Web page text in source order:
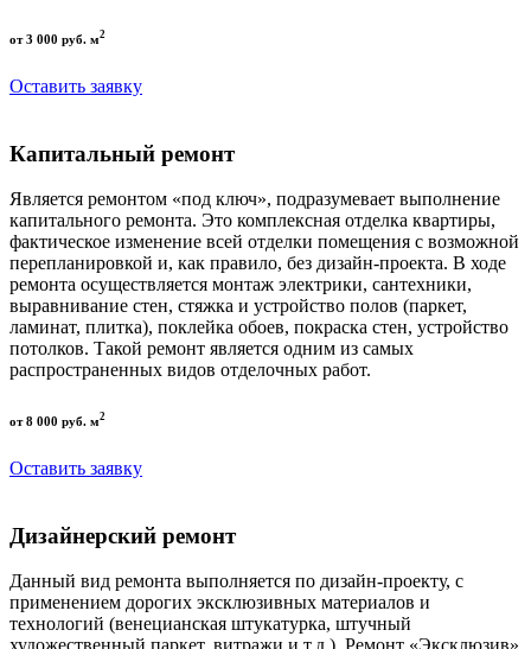
от 3 000 руб. м2
Оставить заявку
Капитальный ремонт
Является ремонтом «под ключ», подразумевает выполнение
капитального ремонта. Это комплексная отделка квартиры,
фактическое изменение всей отделки помещения с возможной
перепланировкой и, как правило, без дизайн-проекта. В ходе
ремонта осуществляется монтаж электрики, сантехники,
выравнивание стен, стяжка и устройство полов (паркет,
ламинат, плитка), поклейка обоев, покраска стен, устройство
потолков. Такой ремонт является одним из самых
распространенных видов отделочных работ.
от 8 000 руб. м2
Оставить заявку
Дизайнерский ремонт
Данный вид ремонта выполняется по дизайн-проекту, с
применением дорогих эксклюзивных материалов и
технологий (венецианская штукатурка, штучный